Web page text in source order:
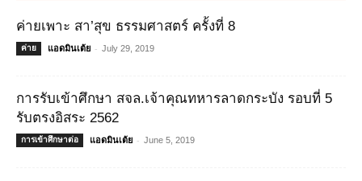
ค่ายเพาะ สา’สุข ธรรมศาสตร์ ครั้งที่ 8
ค่าย แอดมินเต้ย - July 29, 2019
การรับเข้าศึกษา สจล.เจ้าคุณทหารลาดกระบัง รอบที่ 5
รับตรงอิสระ 2562
การเข้าศึกษาต่อ แอดมินเต้ย - June 5, 2019